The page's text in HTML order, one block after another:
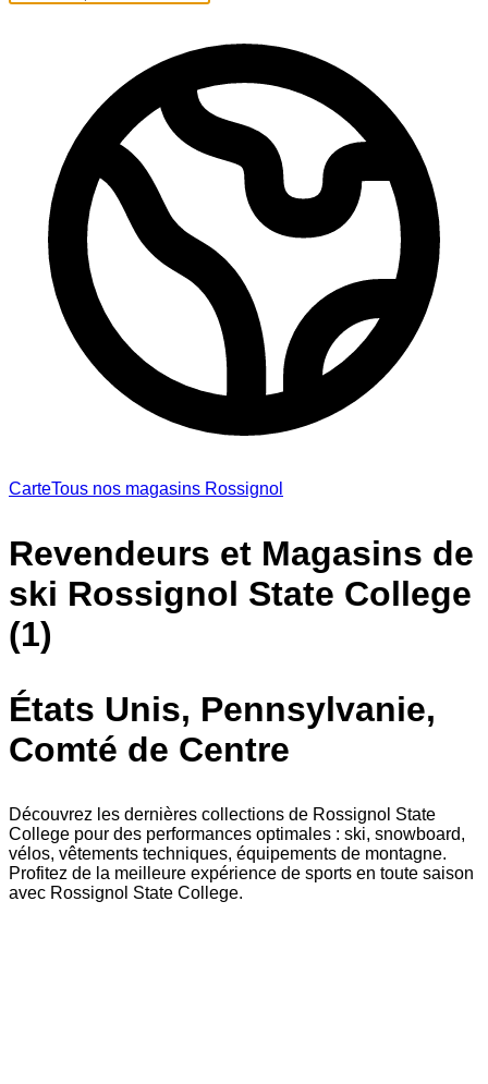
CarteTous nos magasins Rossignol
Revendeurs et Magasins de
ski Rossignol State College
(1)
États Unis, Pennsylvanie,
Comté de Centre
Découvrez les dernières collections de Rossignol State
College pour des performances optimales : ski, snowboard,
vélos, vêtements techniques, équipements de montagne.
Profitez de la meilleure expérience de sports en toute saison
avec Rossignol State College.